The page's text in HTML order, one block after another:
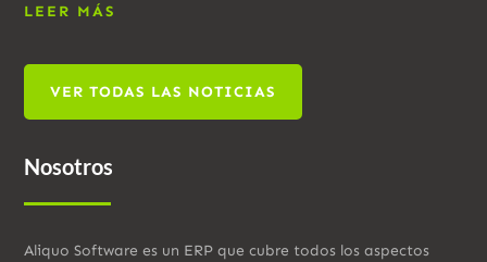
LEER MÁS
VER TODAS LAS NOTICIAS
Nosotros
Aliquo Software es un ERP que cubre todos los aspectos